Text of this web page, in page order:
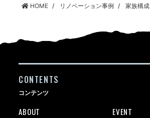
HOME リノベーション事例 家族構成
CONTENTS
コンテンツ
ABOUT
EVENT